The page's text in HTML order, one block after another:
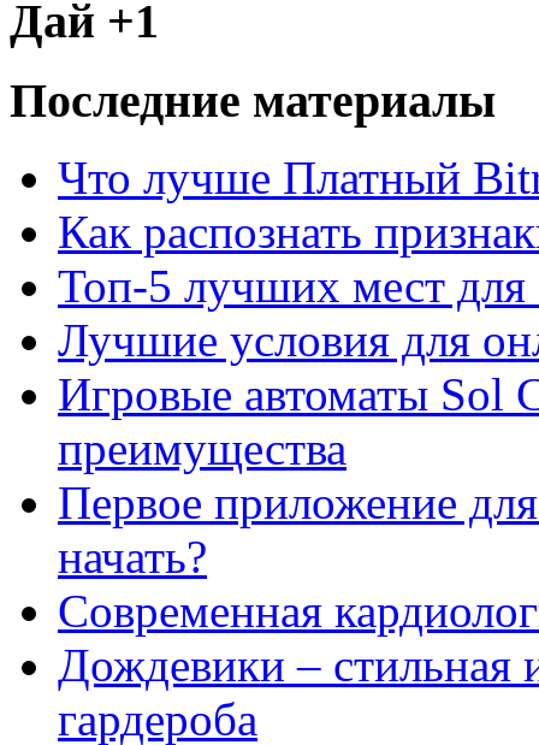
Дай +1
Последние материалы
Что лучше Платный
Как распознать
Топ-5 лучших мест для
Лучшие условия для
Игровые автоматы Sol
преимущества
Первое приложение
начать?
Современная
Дождевики – стильная
гардероба